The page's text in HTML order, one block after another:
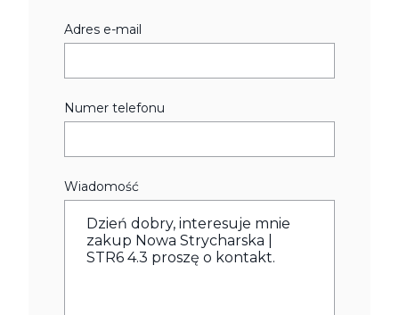
Adres e-mail
Numer telefonu
Wiadomość